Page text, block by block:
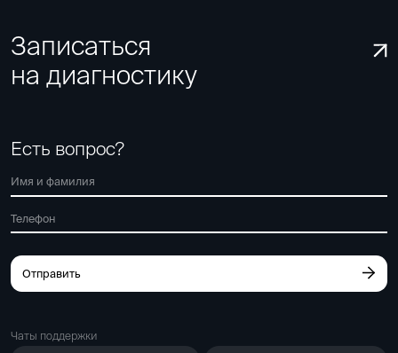
Записаться
на диагностику
Есть вопрос?
Отправить
Чаты поддержки